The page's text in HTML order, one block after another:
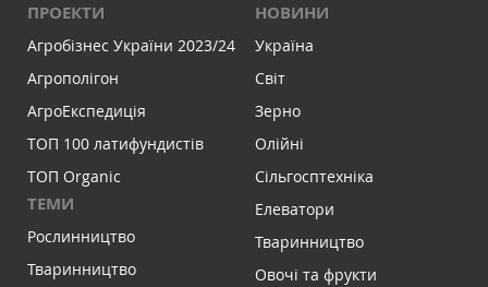
ПРОЕКТИ
Агробізнес України 2023/24
Агрополігон
АгроЕкспедиція
ТОП 100 латифундистів
ТОП Organic
ТЕМИ
Рослинництво
Тваринництво
НОВИНИ
Україна
Світ
Зерно
Олійні
Сільгосптехніка
Елеватори
Тваринництво
Овочі та фрукти